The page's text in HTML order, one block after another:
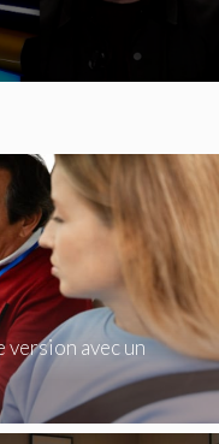
version avec un